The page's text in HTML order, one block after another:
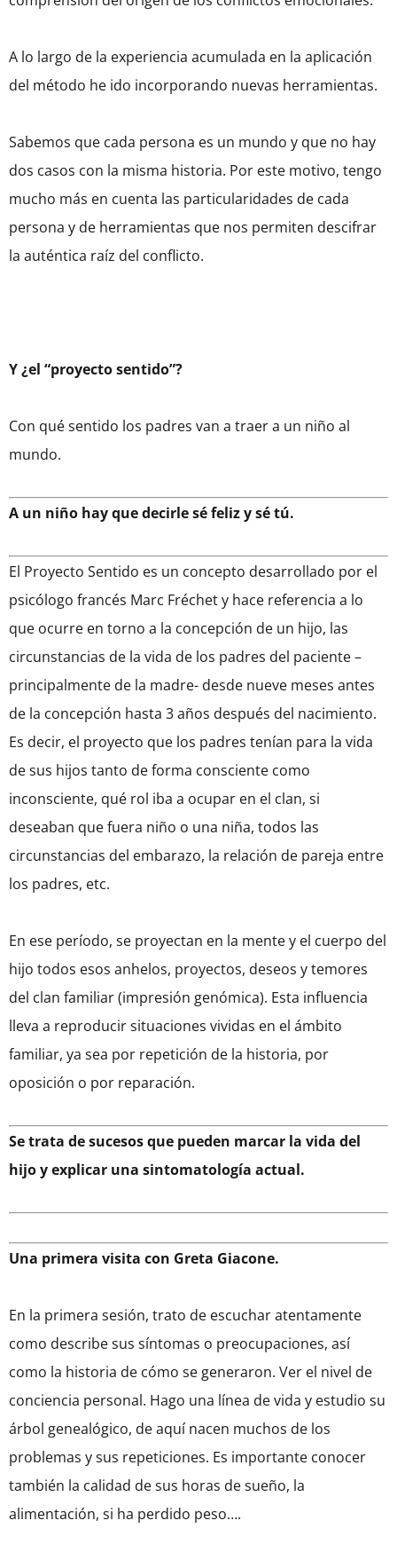
A lo largo de la experiencia acumulada en la aplicación
del método he ido incorporando nuevas herramientas.
Sabemos que cada persona es un mundo y que no hay
dos casos con la misma historia. Por este motivo, tengo
mucho más en cuenta las particularidades de cada
persona y de herramientas que nos permiten descifrar
la auténtica raíz del conflicto.
Y ¿el “proyecto sentido”?
Con qué sentido los padres van a traer a un niño al
mundo.
A un niño hay que decirle sé feliz y sé tú.
El Proyecto Sentido es un concepto desarrollado por el
psicólogo francés Marc Fréchet y hace referencia a lo
que ocurre en torno a la concepción de un hijo, las
circunstancias de la vida de los padres del paciente –
principalmente de la madre- desde nueve meses antes
de la concepción hasta 3 años después del nacimiento.
Es decir, el proyecto que los padres tenían para la vida
de sus hijos tanto de forma consciente como
inconsciente, qué rol iba a ocupar en el clan, si
deseaban que fuera niño o una niña, todos las
circunstancias del embarazo, la relación de pareja entre
los padres, etc.
En ese período, se proyectan en la mente y el cuerpo del
hijo todos esos anhelos, proyectos, deseos y temores
del clan familiar (impresión genómica). Esta influencia
lleva a reproducir situaciones vividas en el ámbito
familiar, ya sea por repetición de la historia, por
oposición o por reparación.
Se trata de sucesos que pueden marcar la vida del
hijo y explicar una sintomatología actual.
Una primera visita con Greta Giacone.
En la primera sesión, trato de escuchar atentamente
como describe sus síntomas o preocupaciones, así
como la historia de cómo se generaron. Ver el nivel de
conciencia personal. Hago una línea de vida y estudio su
árbol genealógico, de aquí nacen muchos de los
problemas y sus repeticiones. Es importante conocer
también la calidad de sus horas de sueño, la
alimentación, si ha perdido peso….